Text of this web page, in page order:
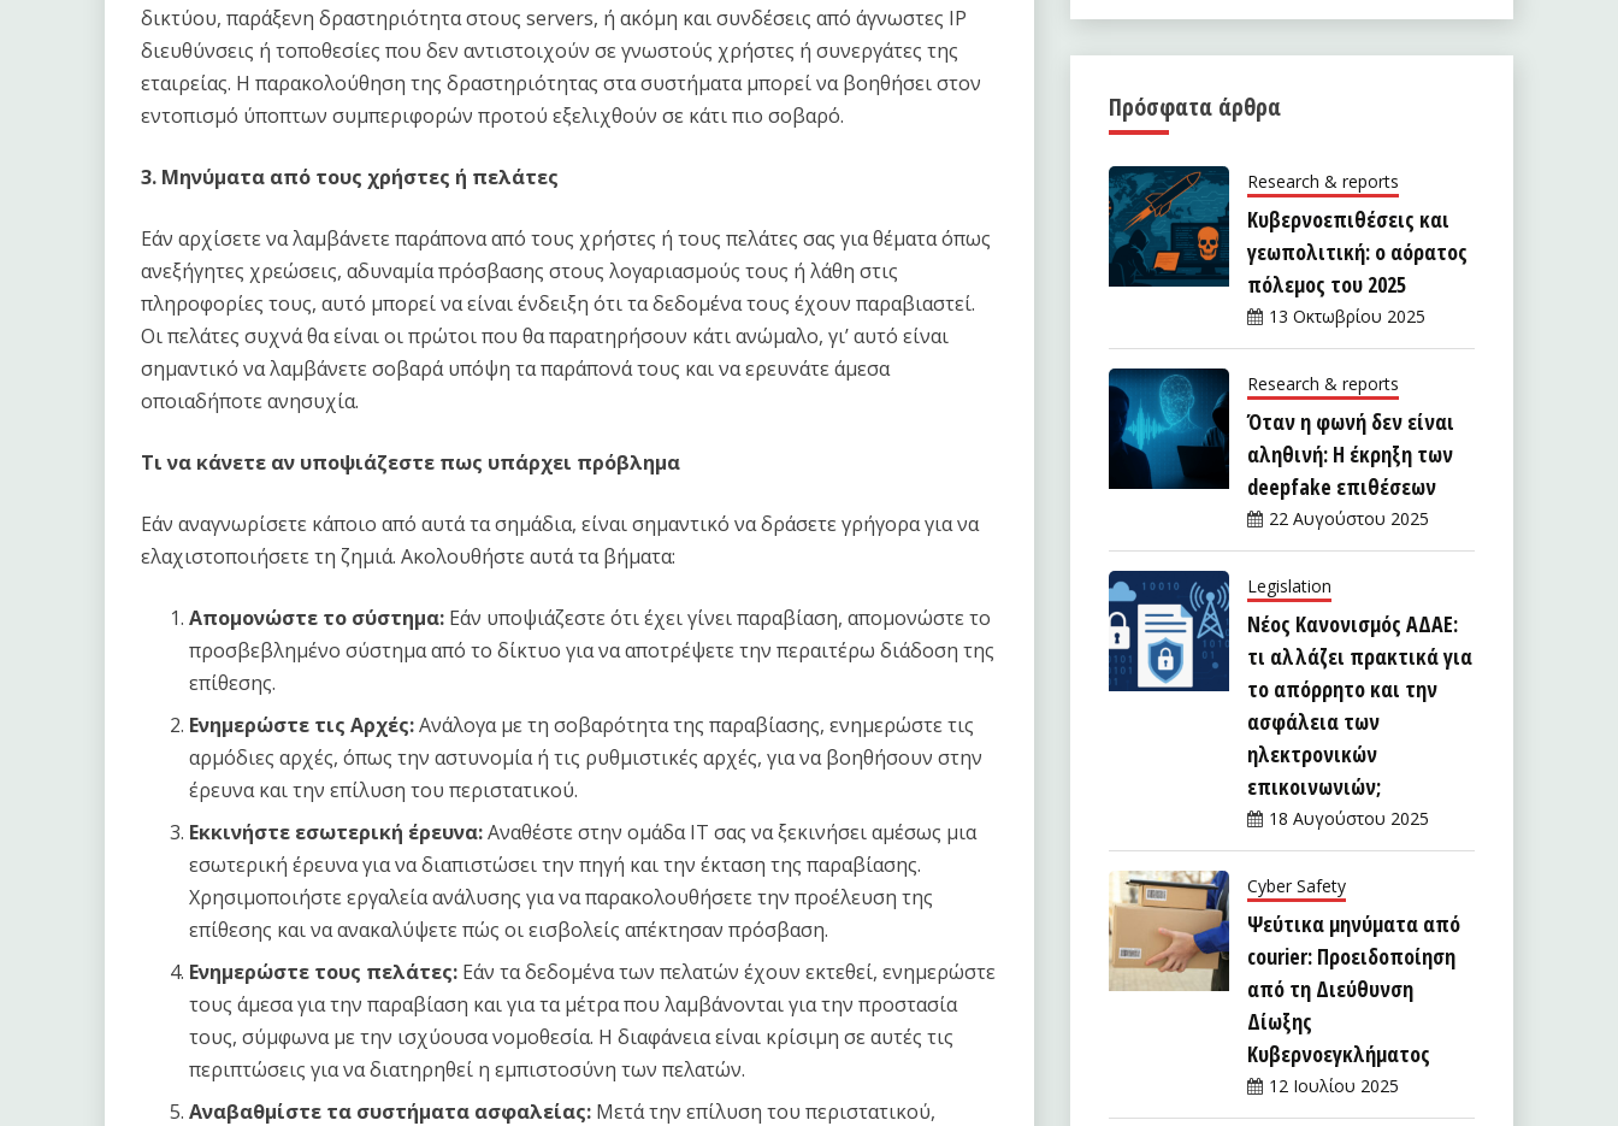
δικτύου, παράξενη δραστηριότητα στους servers, ή ακόμη και συνδέσεις από άγνωστες IP
διευθύνσεις ή τοποθεσίες που δεν αντιστοιχούν σε γνωστούς χρήστες ή συνεργάτες της
εταιρείας. Η παρακολούθηση της δραστηριότητας στα συστήματα μπορεί να βοηθήσει στον
εντοπισμό ύποπτων συμπεριφορών προτού εξελιχθούν σε κάτι πιο σοβαρό.
3. Μηνύματα από τους χρήστες ή πελάτες
Εάν αρχίσετε να λαμβάνετε παράπονα από τους χρήστες ή τους πελάτες σας για θέματα όπως
ανεξήγητες χρεώσεις, αδυναμία πρόσβασης στους λογαριασμούς τους ή λάθη στις
πληροφορίες τους, αυτό μπορεί να είναι ένδειξη ότι τα δεδομένα τους έχουν παραβιαστεί.
Οι πελάτες συχνά θα είναι οι πρώτοι που θα παρατηρήσουν κάτι ανώμαλο, γι’ αυτό είναι
σημαντικό να λαμβάνετε σοβαρά υπόψη τα παράπονά τους και να ερευνάτε άμεσα
οποιαδήποτε ανησυχία.
Τι να κάνετε αν υποψιάζεστε πως υπάρχει πρόβλημα
Εάν αναγνωρίσετε κάποιο από αυτά τα σημάδια, είναι σημαντικό να δράσετε γρήγορα για να
ελαχιστοποιήσετε τη ζημιά. Ακολουθήστε αυτά τα βήματα:
Απομονώστε το σύστημα: Εάν υποψιάζεστε ότι έχει γίνει παραβίαση, απομονώστε το
προσβεβλημένο σύστημα από το δίκτυο για να αποτρέψετε την περαιτέρω διάδοση της
επίθεσης.
Ενημερώστε τις Αρχές:Ανάλογα με τη σοβαρότητα της παραβίασης, ενημερώστε τις
αρμόδιες αρχές, όπως την αστυνομία ή τις ρυθμιστικές αρχές, για να βοηθήσουν στην
έρευνα και την επίλυση του περιστατικού.
Εκκινήστε εσωτερική έρευνα:Αναθέστε στην ομάδα IT σας να ξεκινήσει αμέσως μια
εσωτερική έρευνα για να διαπιστώσει την πηγή και την έκταση της παραβίασης.
Χρησιμοποιήστε εργαλεία ανάλυσης για να παρακολουθήσετε την προέλευση της
επίθεσης και να ανακαλύψετε πώς οι εισβολείς απέκτησαν πρόσβαση.
Ενημερώστε τους πελάτες: Εάν τα δεδομένα των πελατών έχουν εκτεθεί, ενημερώστε
τους άμεσα για την παραβίαση και για τα μέτρα που λαμβάνονται για την προστασία
τους, σύμφωνα με την ισχύουσα νομοθεσία. Η διαφάνεια είναι κρίσιμη σε αυτές τις
περιπτώσεις για να διατηρηθεί η εμπιστοσύνη των πελατών.
Αναβαθμίστε τα συστήματα ασφαλείας: Μετά την επίλυση του περιστατικού,
Πρόσφατα άρθρα
Research & reports
Κυβερνοεπιθέσεις και
γεωπολιτική: ο αόρατος
πόλεμος του 2025
13 Οκτωβρίου 2025
Research & reports
Όταν η φωνή δεν είναι
αληθινή: Η έκρηξη των
deepfake επιθέσεων
22 Αυγούστου 2025
Legislation
Νέος Κανονισμός ΑΔΑΕ:
τι αλλάζει πρακτικά για
το απόρρητο και την
ασφάλεια των
ηλεκτρονικών
επικοινωνιών;
18 Αυγούστου 2025
Cyber Safety
Ψεύτικα μηνύματα από
courier: Προειδοποίηση
από τη Διεύθυνση
Δίωξης
Κυβερνοεγκλήματος
12 Ιουλίου 2025